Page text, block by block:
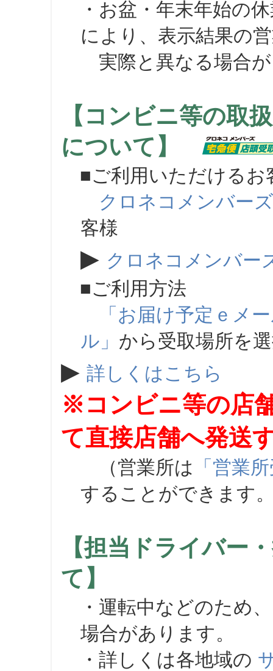
・お盆・年末年始の
により、表示結果の
実際と異なる場合が
【コンビニ等の取
について】
■ご利用いただけるお
クロネコメンバーズ
客様
▶ クロネコメンバー
■ご利用方法
「お届け予定ｅメ
ル」 から受取場所を
▶ 詳しくはこちら
※コンビニ等の店
て直接店舗へ発送
（営業所は 「営業
することができます
【担当ドライバー
て】
・運転中などのため
場合があります。
・詳しくは各地域の